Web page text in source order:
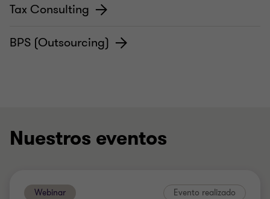
Tax Consulting
BPS (Outsourcing)
Nuestros eventos
Webinar Evento realizado